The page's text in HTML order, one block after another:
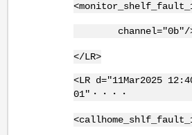
channel="0b"/
</LR>
<LR d="11Mar2025
01"・・・・